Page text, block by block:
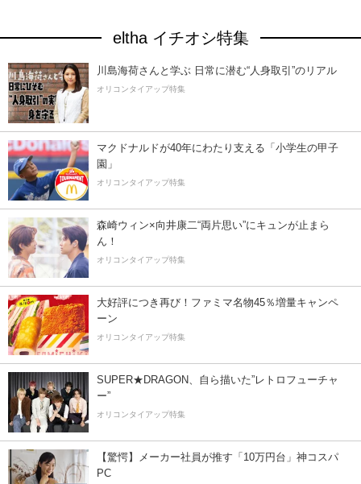
eltha イチオシ特集
川島海荷さんと学ぶ 日常に潜む“人身取引”のリアル
オリコンタイアップ特集
マクドナルドが40年にわたり支える「小学生の甲子
園」
オリコンタイアップ特集
森崎ウィン×向井康二“両片思い”にキュンが止まら
ん！
オリコンタイアップ特集
大好評につき再び！ファミマ名物45％増量キャンペ
ーン
オリコンタイアップ特集
SUPER★DRAGON、自ら描いた”レトロフューチャ
ー”
オリコンタイアップ特集
【驚愕】メーカー社員が推す「10万円台」神コスパ
PC